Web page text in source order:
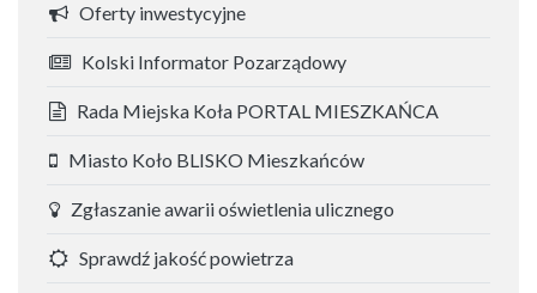
Oferty inwestycyjne
Kolski Informator Pozarządowy
Rada Miejska Koła PORTAL MIESZKAŃCA
Miasto Koło BLISKO Mieszkańców
Zgłaszanie awarii oświetlenia ulicznego
Sprawdź jakość powietrza